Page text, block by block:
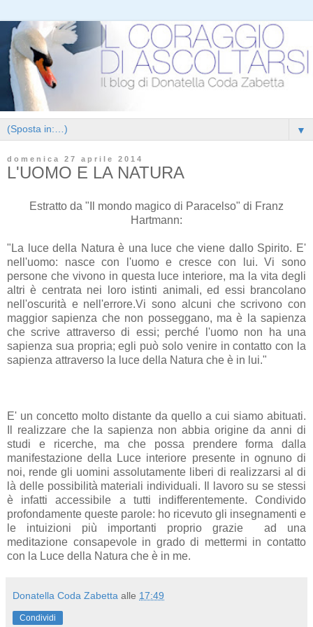
▼
domenica 27 aprile 2014
L'UOMO E LA NATURA
Estratto da "Il mondo magico di Paracelso" di Franz
Hartmann:
"La luce della Natura è una luce che viene dallo Spirito. E'
nell'uomo: nasce con l'uomo e cresce con lui. Vi sono
persone che vivono in questa luce interiore, ma la vita degli
altri è centrata nei loro istinti animali, ed essi brancolano
nell'oscurità e nell'errore.Vi sono alcuni che scrivono con
maggior sapienza che non posseggano, ma è la sapienza
che scrive attraverso di essi; perché l'uomo non ha una
sapienza sua propria; egli può solo venire in contatto con la
sapienza attraverso la luce della Natura che è in lui."
E' un concetto molto distante da quello a cui siamo abituati.
Il realizzare che la sapienza non abbia origine da anni di
studi e ricerche, ma che possa prendere forma dalla
manifestazione della Luce interiore presente in ognuno di
noi, rende gli uomini assolutamente liberi di realizzarsi al di
là delle possibilità materiali individuali. Il lavoro su se stessi
è infatti accessibile a tutti indifferentemente. Condivido
profondamente queste parole: ho ricevuto gli insegnamenti e
le intuizioni più importanti proprio grazie ad una
meditazione consapevole in grado di mettermi in contatto
con la Luce della Natura che è in me.
Donatella Coda Zabetta alle 17:49
Condividi